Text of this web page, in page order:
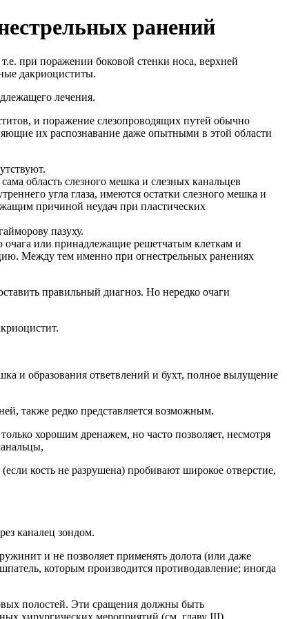
ранений
при поражении боковой стенки носа, верхней
дакриоциститы.
лечения.
и поражение слезопроводящих путей обычно
их распознавание даже опытными в этой области
область слезного мешка и слезных канальцев
угла глаза, имеются остатки слезного мешка и
причиной неудач при пластических
пазуху.
или принадлежащие решетчатым клеткам и
Между тем именно при огнестрельных ранениях
правильный диагноз. Но нередко очаги
и образования ответвлений и бухт, полное вылущение
также редко представляется возможным.
хорошим дренажем, но часто позволяет, несмотря
кость не разрушена) пробивают широкое отверстие,
каналец зондом.
и не позволяет применять долота (или даже
которым производится противодавление; иногда
полостей. Эти сращения должны быть